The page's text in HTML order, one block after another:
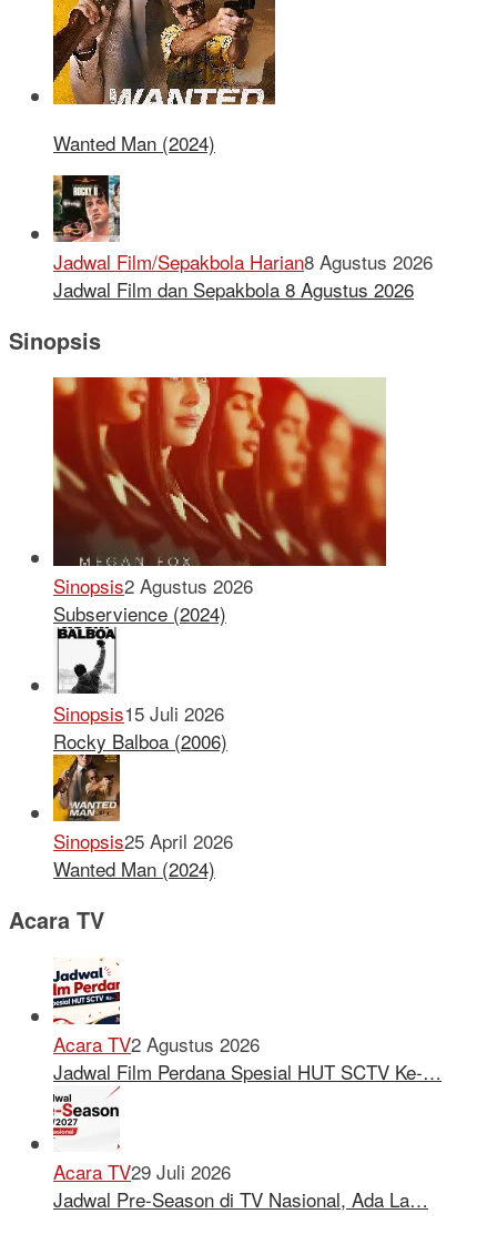
Wanted Man (2024)
Jadwal Film/Sepakbola Harian8 Agustus 2026
Jadwal Film dan Sepakbola 8 Agustus 2026
Sinopsis
Sinopsis2 Agustus 2026
Subservience (2024)
Sinopsis15 Juli 2026
Rocky Balboa (2006)
Sinopsis25 April 2026
Wanted Man (2024)
Acara TV
Acara TV2 Agustus 2026
Jadwal Film Perdana Spesial HUT SCTV Ke-…
Acara TV29 Juli 2026
Jadwal Pre-Season di TV Nasional, Ada La…